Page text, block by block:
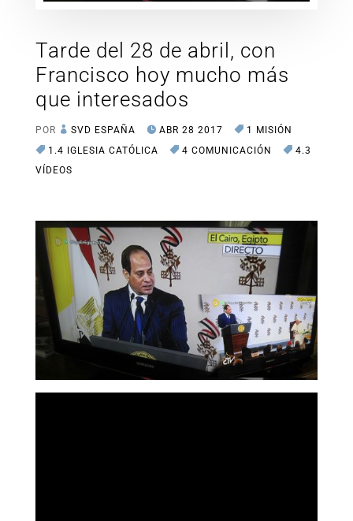
Tarde del 28 de abril, con
Francisco hoy mucho más
que interesados
POR SVD ESPAÑA ABR 28 2017
1 MISIÓN
1.4 IGLESIA CATÓLICA
4 COMUNICACIÓN
4.3
VÍDEOS